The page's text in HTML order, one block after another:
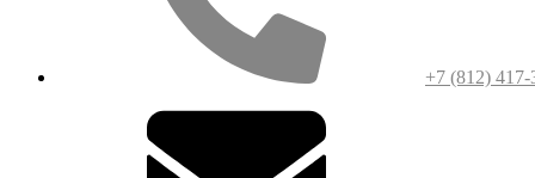
+7 (812) 417-